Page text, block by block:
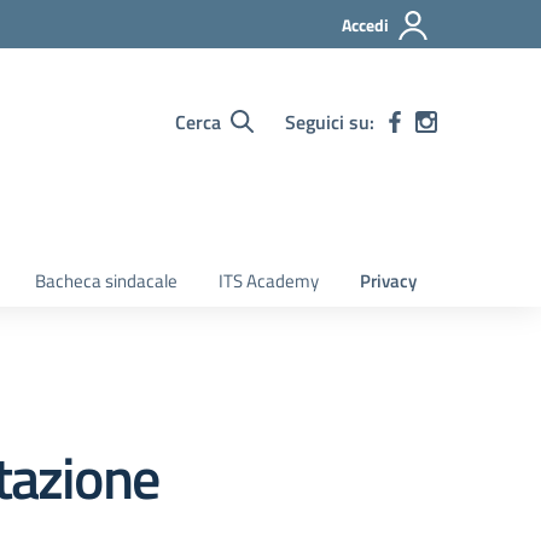
Accedi
Cerca Seguici su:
Bacheca sindacale ITS Academy Privacy